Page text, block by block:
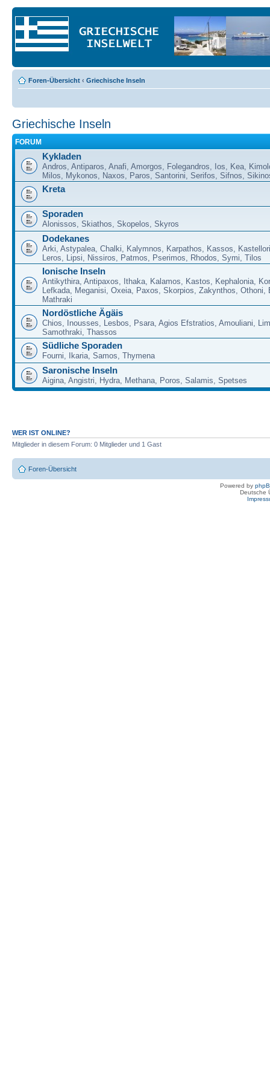
Foren-Übersicht ‹ Griechische Inseln
Griechische Inseln
FORUM
Kykladen
Andros, Antiparos, Anafi, Amorgos, Folegandros, Ios, Kea,
Milos, Mykonos, Naxos, Paros, Santorini, Serifos, Sifnos,
Kreta
Sporaden
Alonissos, Skiathos, Skopelos, Skyros
Dodekanes
Arki, Astypalea, Chalki, Kalymnos, Karpathos, Kassos,
Leros, Lipsi, Nissiros, Patmos, Pserimos, Rhodos, Symi, Tilos
Ionische Inseln
Antikythira, Antipaxos, Ithaka, Kalamos, Kastos, Kephalonia,
Lefkada, Meganisi, Oxeia, Paxos, Skorpios, Zakynthos, Othoni,
Mathraki
Nordöstliche Ägäis
Chios, Inousses, Lesbos, Psara, Agios Efstratios, Amouliani,
Samothraki, Thassos
Südliche Sporaden
Fourni, Ikaria, Samos, Thymena
Saronische Inseln
Aigina, Angistri, Hydra, Methana, Poros, Salamis, Spetses
WER IST ONLINE?
Mitglieder in diesem Forum: 0 Mitglieder und 1 Gast
Foren-Übersicht
Powered by
Deutsche